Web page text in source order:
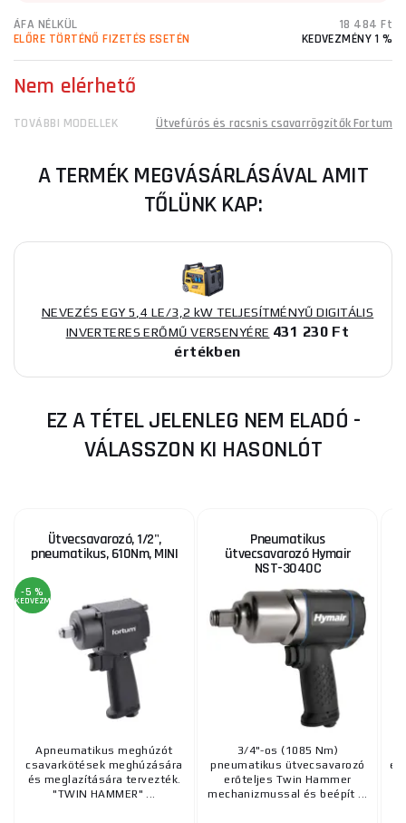
ÁFA NÉLKÜL
18 484 Ft
ELŐRE TÖRTÉNŐ FIZETÉS ESETÉN
KEDVEZMÉNY 1 %
Nem elérhető
TOVÁBBI MODELLEK Ütvefúrós és racsnis csavarrögzítők Fortum
A TERMÉK MEGVÁSÁRLÁSÁVAL AMIT
TŐLÜNK KAP:
NEVEZÉS EGY 5,4 LE/3,2 kW TELJESÍTMÉNYŰ DIGITÁLIS
INVERTERES ERŐMŰ VERSENYÉRE 431 230 Ft
értékben
EZ A TÉTEL JELENLEG NEM ELADÓ -
VÁLASSZON KI HASONLÓT
Ütvecsavarozó, 1/2",
pneumatikus, 610Nm, MINI
-5 %
KEDVEZMÉNY
Apneumatikus meghúzót
csavarkötések meghúzására
és meglazítására tervezték.
"TWIN HAMMER" ...
Pneumatikus
ütvecsavarozó Hymair
NST-3040C
3/4"-os (1085 Nm)
pneumatikus ütvecsavarozó
erőteljes Twin Hammer
mechanizmussal és beépít ...